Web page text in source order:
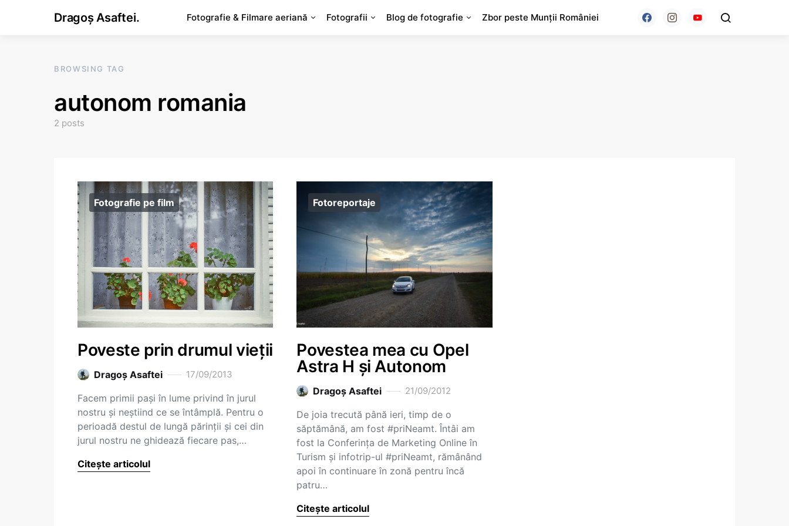
Dragoș Asaftei. Fotografie & Filmare aeriană Fotografii Blog de fotografie Zbor peste Munții României
BROWSING TAG
autonom romania
2 posts
Fotografie pe film
Poveste prin drumul vieții
Dragoş Asaftei 17/09/2013
Facem primii pași în lume privind în jurul
nostru și neștiind ce se întâmplă. Pentru o
perioadă destul de lungă părinții și cei din
jurul nostru ne ghidează fiecare pas,…
Citește articolul
Fotoreportaje
Povestea mea cu Opel
Astra H și Autonom
Dragoş Asaftei 21/09/2012
De joia trecută până ieri, timp de o
săptămână, am fost #priNeamt. Întâi am
fost la Conferința de Marketing Online în
Turism și infotrip-ul #priNeamt, rămânând
apoi în continuare în zonă pentru încă
patru…
Citește articolul